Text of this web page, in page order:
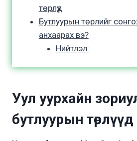
төрлүүд
Бутлуурын төрлийг
анхаарах вэ?
Нийтлэл:
Уул уурхайн
бутлуурын төрлүүд